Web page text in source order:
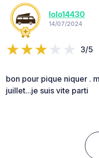
lolo14430
14/07/2024
3/5
bon pour pique niquer .
juillet...je suis vite parti